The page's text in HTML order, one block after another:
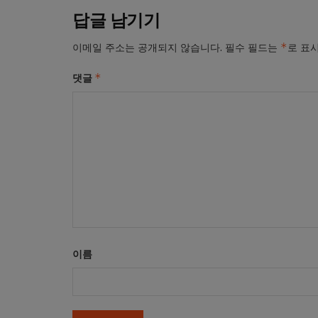
답글 남기기
이메일 주소는 공개되지 않습니다. 필수 필드는 *로 표
댓글 *
이름